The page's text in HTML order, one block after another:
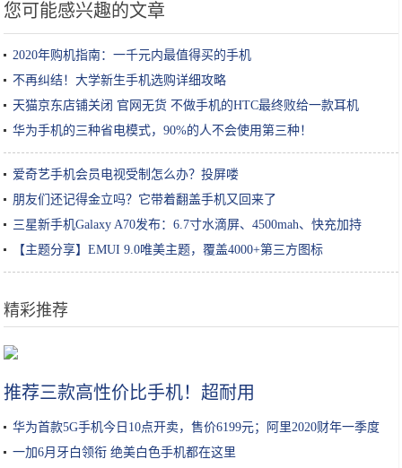
您可能感兴趣的文章
2020年购机指南：一千元内最值得买的手机
不再纠结！大学新生手机选购详细攻略
天猫京东店铺关闭 官网无货 不做手机的HTC最终败给一款耳机
华为手机的三种省电模式，90%的人不会使用第三种！
爱奇艺手机会员电视受制怎么办？投屏喽
朋友们还记得金立吗？它带着翻盖手机又回来了
三星新手机Galaxy A70发布：6.7寸水滴屏、4500mah、快充加持
【主题分享】EMUI 9.0唯美主题，覆盖4000+第三方图标
精彩推荐
推荐三款高性价比手机！超耐用
华为首款5G手机今日10点开卖，售价6199元；阿里2020财年一季度
营
一加6月牙白领衔 绝美白色手机都在这里